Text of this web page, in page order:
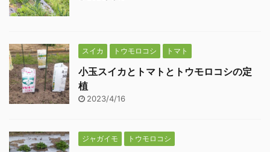
スイカ トウモロコシ トマト
小玉スイカとトマトとトウモロコシの定
植
2023/4/16
ジャガイモ トウモロコシ